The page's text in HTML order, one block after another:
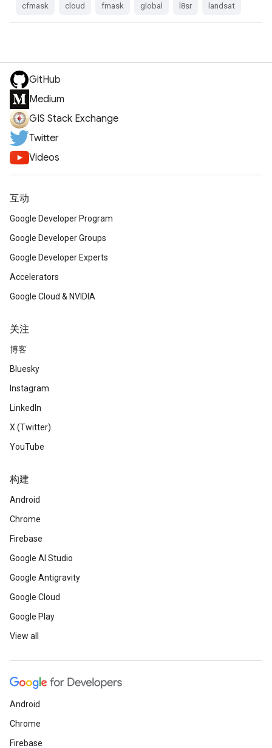
cfmask cloud fmask global l8sr landsat
GitHub
Medium
GIS Stack Exchange
Twitter
Videos
互动
Google Developer Program
Google Developer Groups
Google Developer Experts
Accelerators
Google Cloud & NVIDIA
关注
博客
Bluesky
Instagram
LinkedIn
X (Twitter)
YouTube
构建
Android
Chrome
Firebase
Google AI Studio
Google Antigravity
Google Cloud
Google Play
View all
Android
Chrome
Firebase